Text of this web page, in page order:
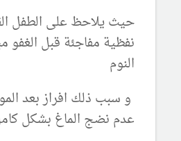
حيث يلاحظ على الطفل
نفظية مفاجئة قبل الغفو
النوم
و سبب ذلك افراز بعد
عدم نضج الماغ بشكل